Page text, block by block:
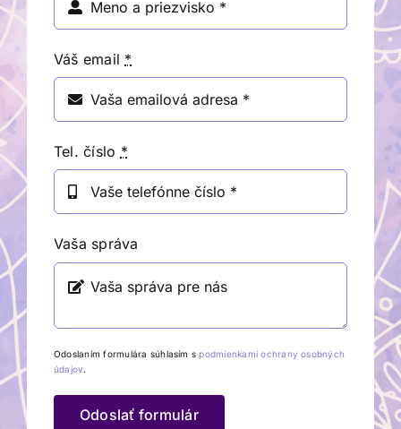
Váš email *
Tel. číslo *
Vaša správa
Odoslaním formulára súhlasím spodmienkami ochrany osobných
údajov.
Odoslať formulár